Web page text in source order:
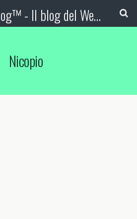
Booking Blog™ - Il blog del Web Marketing Turistico
Nicopio